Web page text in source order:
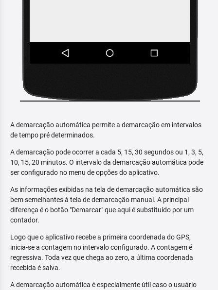
A demarcação automática permite a demarcação em intervalos
de tempo pré determinados.
A demarcação pode ocorrer a cada 5, 15, 30 segundos ou 1, 3, 5,
10, 15, 20 minutos. O intervalo da demarcação automática pode
ser configurado no menu de opções do aplicativo.
As informações exibidas na tela de demarcação automática são
bem semelhantes à tela de demarcação manual. A principal
diferença é o botão "Demarcar" que aqui é substituído por um
contador.
Logo que o aplicativo recebe a primeira coordenada do GPS,
inicia-se a contagem no intervalo configurado. A contagem é
regressiva. Toda vez que chega ao zero, a última coordenada
recebida é salva.
A demarcação automática é especialmente útil caso o usuário